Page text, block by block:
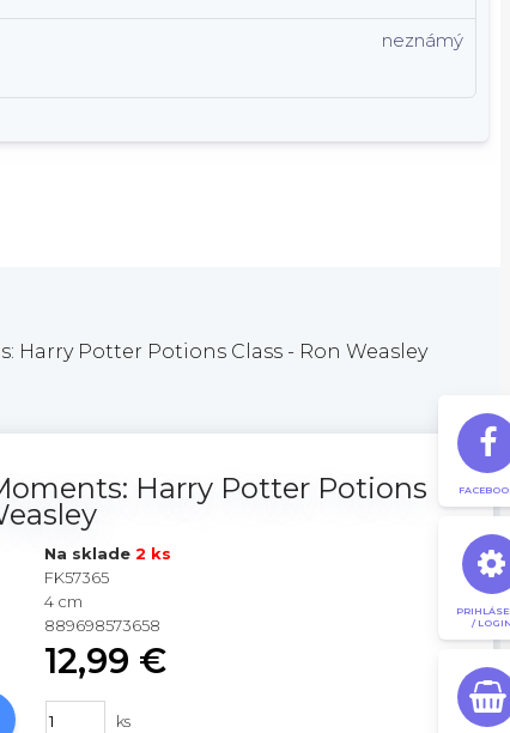
neznámý
/
Harry Potter Potions Class - Ron Weasley
Harry Potter Potions
Na sklade2 ks
FK57365
4 cm
889698573658
12,99 €
ks